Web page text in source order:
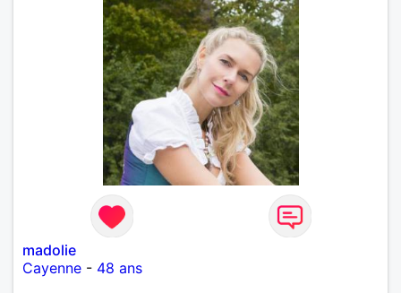
madolie
Cayenne - 48 ans